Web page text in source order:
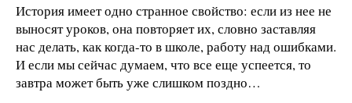
История имеет одно странное свойство: если из нее не
выносят уроков, она повторяет их, словно заставляя
нас делать, как когда-то в школе, работу над ошибками.
И если мы сейчас думаем, что все еще успеется, то
завтра может быть уже слишком поздно…